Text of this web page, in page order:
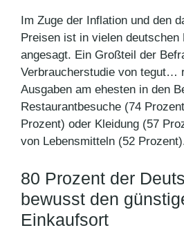
Im Zuge der Inflation und den
Preisen ist in vielen deutschen
angesagt. Ein Großteil der
Verbraucherstudie von tegut…
Ausgaben am ehesten in den
Restaurantbesuche (74
Prozent) oder Kleidung (57
von Lebensmitteln (52
80 Prozent der
bewusst den
Einkaufsort